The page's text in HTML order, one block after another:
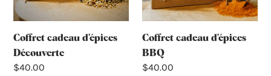
:
Coffret cadeau d'épices
Découverte
Prix
$40.00
Coffret cadeau d'épices
BBQ
Prix
$40.00